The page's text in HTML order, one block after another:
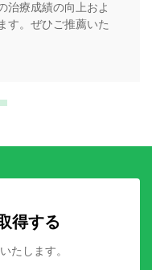
治療成績の向上およ
す。ぜひご推薦いた
得する
たします。